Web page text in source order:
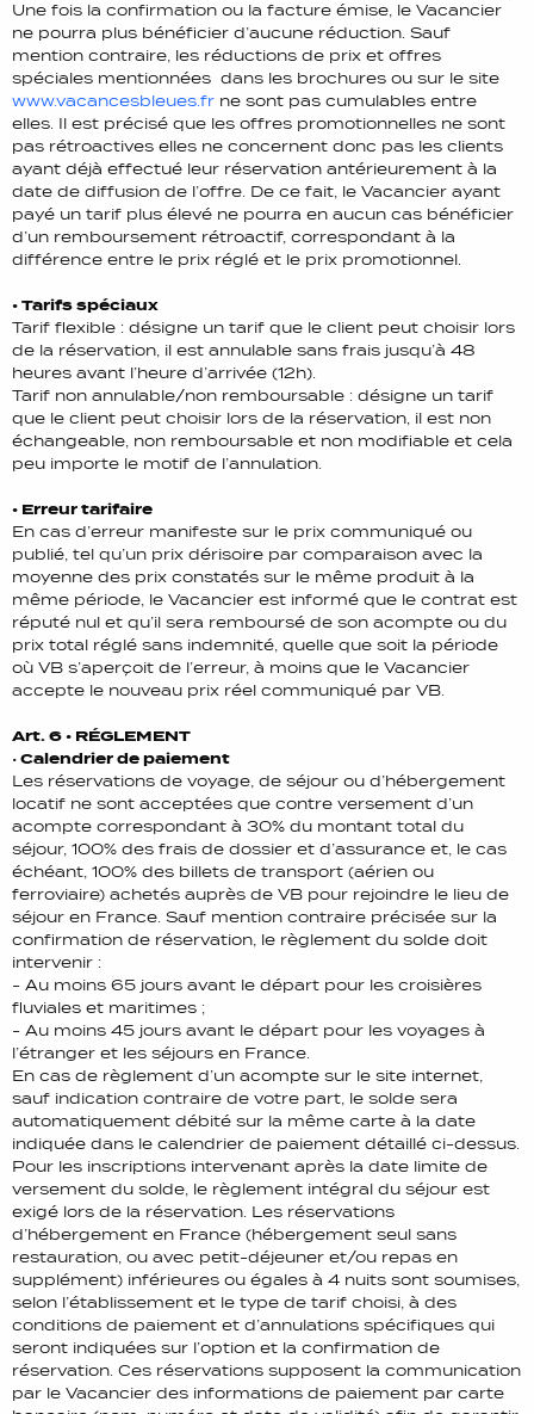
Une fois la confirmation ou la facture émise, le Vacancier
ne pourra plus bénéficier d’aucune réduction. Sauf
mention contraire, les réductions de prix et offres
spéciales mentionnées dans les brochures ou sur le site
www.vacancesbleues.fr ne sont pas cumulables entre
elles. Il est précisé que les offres promotionnelles ne sont
pas rétroactives elles ne concernent donc pas les clients
ayant déjà effectué leur réservation antérieurement à la
date de diffusion de l’offre. De ce fait, le Vacancier ayant
payé un tarif plus élevé ne pourra en aucun cas bénéficier
d’un remboursement rétroactif, correspondant à la
différence entre le prix réglé et le prix promotionnel.
• Tarifs spéciaux
Tarif flexible : désigne un tarif que le client peut choisir lors
de la réservation, il est annulable sans frais jusqu’à 48
heures avant l’heure d’arrivée (12h).
Tarif non annulable/non remboursable : désigne un tarif
que le client peut choisir lors de la réservation, il est non
échangeable, non remboursable et non modifiable et cela
peu importe le motif de l’annulation.
• Erreur tarifaire
En cas d’erreur manifeste sur le prix communiqué ou
publié, tel qu’un prix dérisoire par comparaison avec la
moyenne des prix constatés sur le même produit à la
même période, le Vacancier est informé que le contrat est
réputé nul et qu’il sera remboursé de son acompte ou du
prix total réglé sans indemnité, quelle que soit la période
où VB s’aperçoit de l’erreur, à moins que le Vacancier
accepte le nouveau prix réel communiqué par VB.
Art. 6 • RÉGLEMENT
• Calendrier de paiement
Les réservations de voyage, de séjour ou d’hébergement
locatif ne sont acceptées que contre versement d’un
acompte correspondant à 30% du montant total du
séjour, 100% des frais de dossier et d’assurance et, le cas
échéant, 100% des billets de transport (aérien ou
ferroviaire) achetés auprès de VB pour rejoindre le lieu de
séjour en France. Sauf mention contraire précisée sur la
confirmation de réservation, le règlement du solde doit
intervenir :
- Au moins 65 jours avant le départ pour les croisières
fluviales et maritimes ;
- Au moins 45 jours avant le départ pour les voyages à
l’étranger et les séjours en France.
En cas de règlement d’un acompte sur le site internet,
sauf indication contraire de votre part, le solde sera
automatiquement débité sur la même carte à la date
indiquée dans le calendrier de paiement détaillé ci-dessus.
Pour les inscriptions intervenant après la date limite de
versement du solde, le règlement intégral du séjour est
exigé lors de la réservation. Les réservations
d’hébergement en France (hébergement seul sans
restauration, ou avec petit-déjeuner et/ou repas en
supplément) inférieures ou égales à 4 nuits sont soumises,
selon l’établissement et le type de tarif choisi, à des
conditions de paiement et d’annulations spécifiques qui
seront indiquées sur l’option et la confirmation de
réservation. Ces réservations supposent la communication
par le Vacancier des informations de paiement par carte